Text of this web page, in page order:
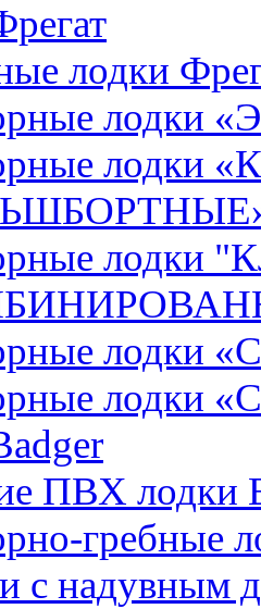
лодки
лодки
лодки
лодки
лодки
ПВХ лодки
гребные
с надувным